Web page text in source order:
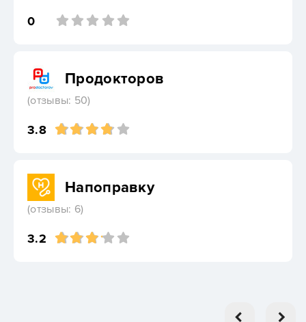
0
Продокторов
(отзывы: 50)
3.8
Напоправку
(отзывы: 6)
3.2